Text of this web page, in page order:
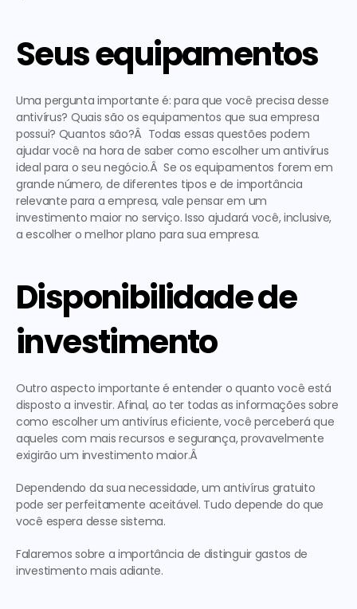
Seus equipamentos
Uma pergunta importante é: para que você precisa desse
antivírus? Quais são os equipamentos que sua empresa
possui? Quantos são?Â  Todas essas questões podem
ajudar você na hora de saber como escolher um antivírus
ideal para o seu negócio.Â  Se os equipamentos forem em
grande número, de diferentes tipos e de importância
relevante para a empresa, vale pensar em um
investimento maior no serviço. Isso ajudará você, inclusive,
a escolher o melhor plano para sua empresa.
Disponibilidade de
investimento
Outro aspecto importante é entender o quanto você está
disposto a investir. Afinal, ao ter todas as informações sobre
como escolher um antivírus eficiente, você perceberá que
aqueles com mais recursos e segurança, provavelmente
exigirão um investimento maior.Â
Dependendo da sua necessidade, um antivírus gratuito
pode ser perfeitamente aceitável. Tudo depende do que
você espera desse sistema.
Falaremos sobre a importância de distinguir gastos de
investimento mais adiante.